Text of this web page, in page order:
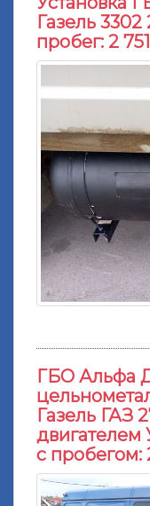
Газель 3302
пробег: 2
ГБО Альфа
Газель ГАЗ
двигателем
с пробегом: